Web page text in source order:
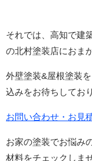
それでは、高知で建
の北村塗装店におま
外壁塗装&屋根塗装
込みをお待ちしてお
お問い合わせ・お見
お家の塗装でお悩み
材料をチェックしま